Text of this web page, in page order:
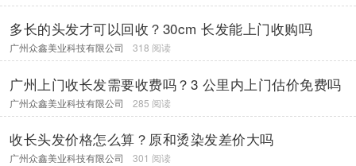
多长的头发才可以回收？30cm 长发能上门收购吗
广州众鑫美业科技有限公司 318 阅读
广州上门收长发需要收费吗？3 公里内上门估价免费吗
广州众鑫美业科技有限公司 285 阅读
收长头发价格怎么算？原和烫染发差价大吗
广州众鑫美业科技有限公司 301 阅读